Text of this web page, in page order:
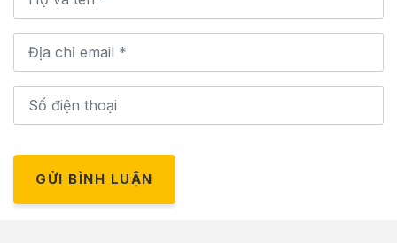
GỬI BÌNH LUẬN